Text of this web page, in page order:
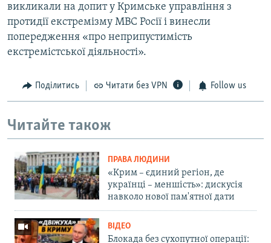
викликали на допит у Кримське управління з
протидії екстремізму МВС Росії і винесли
попередження «про неприпустимість
екстремістської діяльності».
Поділитись Читати без VPN Follow us
Читайте також
ПРАВА ЛЮДИНИ
«Крим – єдиний регіон, де
українці – меншість»: дискусія
навколо нової пам'ятної дати
ВІДЕО
Блокада без сухопутної операції: